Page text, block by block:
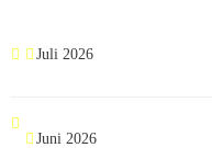
Juli 2026
Juni 2026